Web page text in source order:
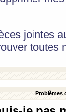
jointes
toutes
Problèmes